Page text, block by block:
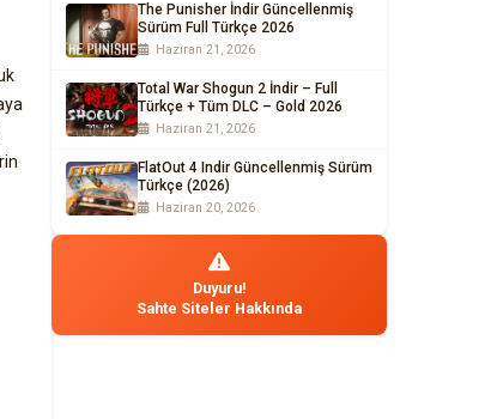
The Punisher İndir Güncellenmiş
Sürüm Full Türkçe 2026
Haziran 21, 2026
Total War Shogun 2 İndir – Full
Türkçe + Tüm DLC – Gold 2026
Haziran 21, 2026
FlatOut 4 Indir Güncellenmiş Sürüm
Türkçe (2026)
Haziran 20, 2026
Duyuru!
Sahte Siteler Hakkında